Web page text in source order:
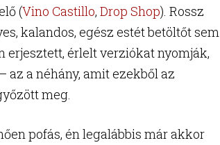
(Vino Castillo, Drop Shop). Rossz
kalandos, egész estét betöltőt sem
erjesztett, érlelt verziókat nyomják,
a néhány, amit ezekből az
meg.
pofás, én legalábbis már akkor